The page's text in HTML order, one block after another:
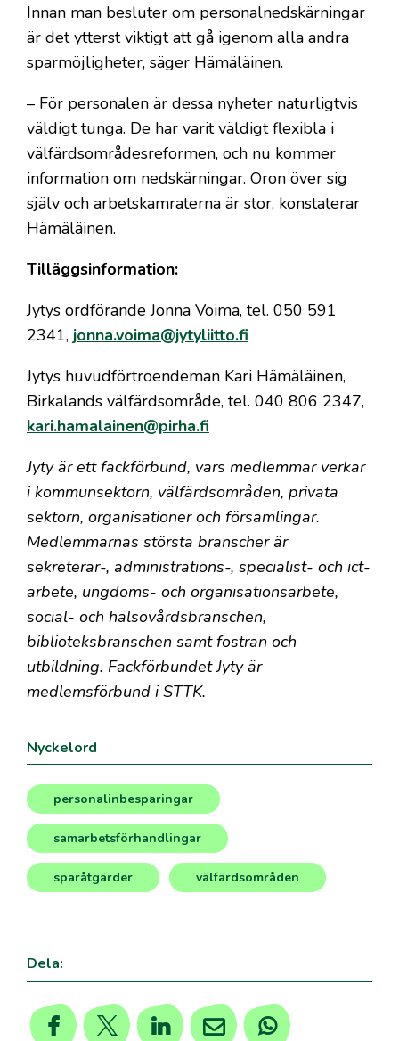
Innan man besluter om personalnedskärningar
är det ytterst viktigt att gå igenom alla andra
sparmöjligheter, säger Hämäläinen.
– För personalen är dessa nyheter naturligtvis
väldigt tunga. De har varit väldigt flexibla i
välfärdsområdesreformen, och nu kommer
information om nedskärningar. Oron över sig
själv och arbetskamraterna är stor, konstaterar
Hämäläinen.
Tilläggsinformation:
Jytys ordförande Jonna Voima, tel. 050 591
2341, jonna.voima@jytyliitto.fi
Jytys huvudförtroendeman Kari Hämäläinen,
Birkalands välfärdsområde, tel. 040 806 2347,
kari.hamalainen@pirha.fi
Jyty är ett fackförbund, vars medlemmar verkar
i kommunsektorn, välfärdsområden, privata
sektorn, organisationer och församlingar.
Medlemmarnas största branscher är
sekreterar-, administrations-, specialist- och ict-
arbete, ungdoms- och organisationsarbete,
social- och hälsovårdsbranschen,
biblioteksbranschen samt fostran och
utbildning. Fackförbundet Jyty är
medlemsförbund i STTK.
Nyckelord
personalinbesparingar
, samarbetsförhandlingar
, sparåtgärder välfärdsområden
Dela: